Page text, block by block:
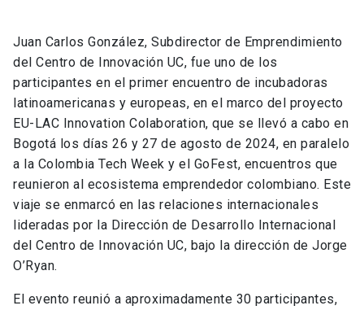
Juan Carlos González, Subdirector de Emprendimiento
del Centro de Innovación UC, fue uno de los
participantes en el primer encuentro de incubadoras
latinoamericanas y europeas, en el marco del proyecto
EU-LAC Innovation Colaboration, que se llevó a cabo en
Bogotá los días 26 y 27 de agosto de 2024, en paralelo
a la Colombia Tech Week y el GoFest, encuentros que
reunieron al ecosistema emprendedor colombiano. Este
viaje se enmarcó en las relaciones internacionales
lideradas por la Dirección de Desarrollo Internacional
del Centro de Innovación UC, bajo la dirección de Jorge
O’Ryan.
El evento reunió a aproximadamente 30 participantes,